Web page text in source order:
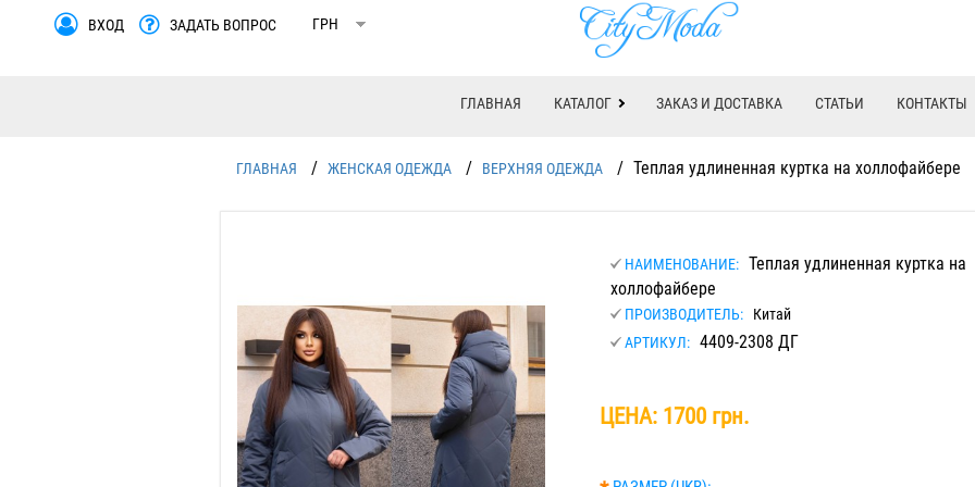
ВХОД ЗАДАТЬ ВОПРОС
ГЛАВНАЯ КАТАЛОГ ЗАКАЗ И ДОСТАВКА СТАТЬИ КОНТАКТЫ
ГЛАВНАЯ / ЖЕНСКАЯ ОДЕЖДА / ВЕРХНЯЯ ОДЕЖДА / Теплая удлиненная куртка на холлофайбере
НАИМЕНОВАНИЕ: Теплая удлиненная куртка на
холлофайбере
ПРОИЗВОДИТЕЛЬ:
Китай
АРТИКУЛ: 4409-2308 ДГ
ЦЕНА: 1700 грн.